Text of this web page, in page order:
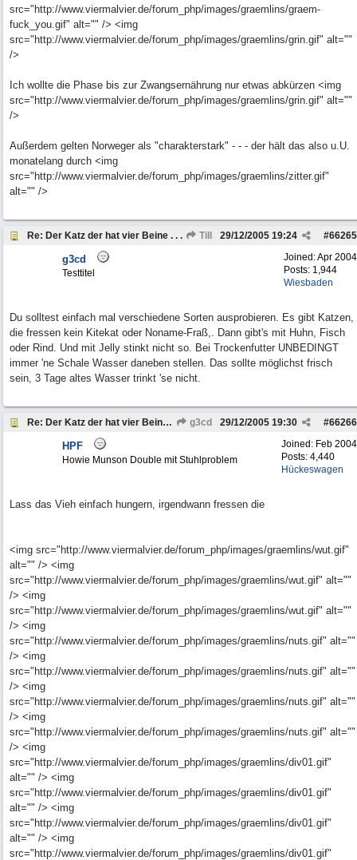
src="http://www.viermalvier.de/forum_php/images/graemlins/graem-
fuck_you.gif" alt="" /> <img
src="http://www.viermalvier.de/forum_php/images/graemlins/grin.gif" alt=""
/>
Ich wollte die Phase bis zur Zwangsernährung nur etwas abkürzen <img
src="http://www.viermalvier.de/forum_php/images/graemlins/grin.gif" alt=""
/>
Außerdem gelten Norweger als "charakterstark" - - - der hält das also u.U.
monatelang durch <img
src="http://www.viermalvier.de/forum_php/images/graemlins/zitter.gif"
alt="" />
Re: Der Katz der hat vier Beine . . . Till #66265
29/12/2005 19:24
Joined:Apr 2004
Posts: 1,944
Wiesbaden
g3cd
Testtitel
Du solltest einfach mal verschiedene Sorten ausprobieren. Es gibt Katzen,
die fressen kein Kitekat oder Noname-Fraß,. Dann gibt's mit Huhn, Fisch
oder Rind. Und mit Jelly stinkt nicht so. Bei Trockenfutter UNBEDINGT
immer 'ne Schale Wasser daneben stellen. Das sollte möglichst frisch
sein, 3 Tage altes Wasser trinkt 'se nicht.
Re: Der Katz der hat vier Beine . . . g3cd #66266
29/12/2005 19:30
Joined: Feb 2004
Posts: 4,440
Hückeswagen
HPF
Howie Munson Double mit Stuhlproblem
Lass das Vieh einfach hungern, irgendwann fressen die
<img src="http://www.viermalvier.de/forum_php/images/graemlins/wut.gif"
alt="" /> <img
src="http://www.viermalvier.de/forum_php/images/graemlins/wut.gif" alt=""
/> <img
src="http://www.viermalvier.de/forum_php/images/graemlins/wut.gif" alt=""
/> <img
src="http://www.viermalvier.de/forum_php/images/graemlins/nuts.gif" alt=""
/> <img
src="http://www.viermalvier.de/forum_php/images/graemlins/nuts.gif" alt=""
/> <img
src="http://www.viermalvier.de/forum_php/images/graemlins/nuts.gif" alt=""
/> <img
src="http://www.viermalvier.de/forum_php/images/graemlins/nuts.gif" alt=""
/> <img
src="http://www.viermalvier.de/forum_php/images/graemlins/div01.gif"
alt="" /> <img
src="http://www.viermalvier.de/forum_php/images/graemlins/div01.gif"
alt="" /> <img
src="http://www.viermalvier.de/forum_php/images/graemlins/div01.gif"
alt="" /> <img
src="http://www.viermalvier.de/forum_php/images/graemlins/div01.gif"